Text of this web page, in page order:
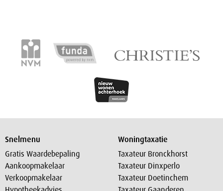
Snelmenu
Gratis Waardebepaling
Aankoopmakelaar
Verkoopmakelaar
Woningtaxatie
Taxateur Bronckhorst
Taxateur Dinxperlo
Taxateur Doetinchem